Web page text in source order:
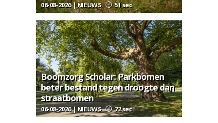
06-08-2026 | NIEUWS 51 sec
Boomzorg Scholar: Parkbomen
beter bestand tegen droogte dan
straatbomen
06-08-2026 | NIEUWS 72 sec